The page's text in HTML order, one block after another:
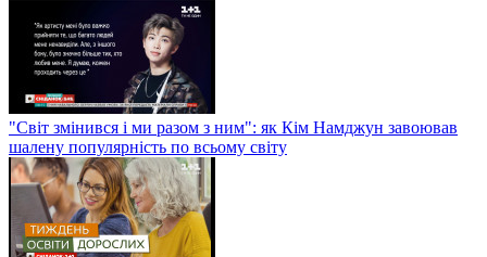
"Світ змінився і ми разом з ним": як Кім Намджун завоював
шалену популярність по всьому світу